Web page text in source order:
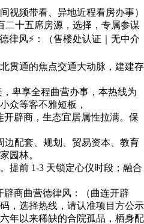
频带看、异地近程看房办事）
二十五席房源，选择，专属参谋
律风⚡：（售楼处认证｜无中介
贯通的焦点交通大动脉，建建存
卑享全程曲营办事，本热线为
众等客不雅短板，
辟商，生态宜居属性拉满。保
配套、规划、贸易资本、教育
园林。
提前 1-3 天锁定心仪时段；融合
商曲营德律风：（曲连开辟
，选择热线，请认准项目方公示
年以来稀缺的合院孤品，栖身配